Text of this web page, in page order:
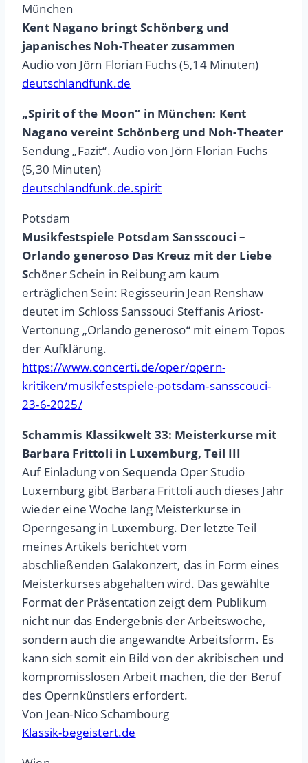
München
Kent Nagano bringt Schönberg und
japanisches Noh-Theater zusammen
Audio von Jörn Florian Fuchs (5,14 Minuten)
deutschlandfunk.de
„Spirit of the Moon“ in München: Kent
Nagano vereint Schönberg und Noh-Theater
Sendung „Fazit“. Audio von Jörn Florian Fuchs
(5,30 Minuten)
deutschlandfunk.de.spirit
Potsdam
Musikfestspiele Potsdam Sansscouci –
Orlando generoso Das Kreuz mit der Liebe
Schöner Schein in Reibung am kaum
erträglichen Sein: Regisseurin Jean Renshaw
deutet im Schloss Sanssouci Steffanis Ariost-
Vertonung „Orlando generoso“ mit einem Topos
der Aufklärung.
https://www.concerti.de/oper/opern-
kritiken/musikfestspiele-potsdam-sansscouci-
23-6-2025/
Schammis Klassikwelt 33: Meisterkurse mit
Barbara Frittoli in Luxemburg, Teil III
Auf Einladung von Sequenda Oper Studio
Luxemburg gibt Barbara Frittoli auch dieses Jahr
wieder eine Woche lang Meisterkurse in
Operngesang in Luxemburg. Der letzte Teil
meines Artikels berichtet vom
abschließenden Galakonzert, das in Form eines
Meisterkurses abgehalten wird. Das gewählte
Format der Präsentation zeigt dem Publikum
nicht nur das Endergebnis der Arbeitswoche,
sondern auch die angewandte Arbeitsform. Es
kann sich somit ein Bild von der akribischen und
kompromisslosen Arbeit machen, die der Beruf
des Opernkünstlers erfordert.
Von Jean-Nico Schambourg
Klassik-begeistert.de